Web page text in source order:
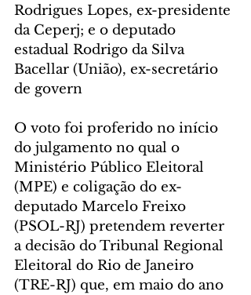
Rodrigues Lopes, ex-presidente
da Ceperj; e o deputado
estadual Rodrigo da Silva
Bacellar (União), ex-secretário
de govern
O voto foi proferido no início
do julgamento no qual o
Ministério Público Eleitoral
(MPE) e coligação do ex-
deputado Marcelo Freixo
(PSOL-RJ) pretendem reverter
a decisão do Tribunal Regional
Eleitoral do Rio de Janeiro
(TRE-RJ) que, em maio do ano